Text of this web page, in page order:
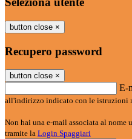
button close ×
Recupero password
button close ×
E-
all'indirizzo indicato con le istruzioni
Non hai una e-mail associata al nome
tramite la Login Spaggiari